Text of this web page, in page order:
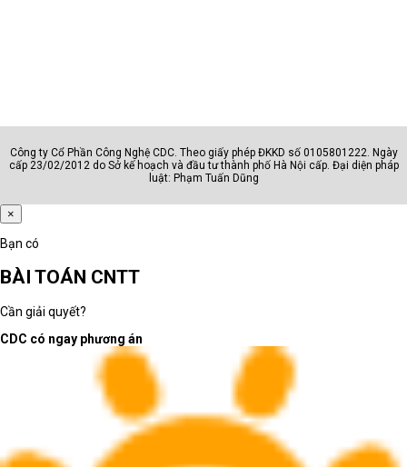
thuận lợi.
Giá cao hơn so với các bảng máy tính khác: So với các bảng máy
biệt là phiên bản cao cấp như iPad Pro.
Chế độ trong khi chuyển đổi tệp: Việc chuyển đổi và truy cập vào
các tệp không phải định dạng của Apple có thể gặp một số khó
khăn trên iPad.
Không hỗ trợ cổng kết nối đa dạng: Một số phiên bản iPad bị giới
hạn về cổng kết nối, không hỗ trợ cổng USB-A hoặc cổng HDMI
Công ty Cổ Phần Công Nghệ CDC. Theo giấy phép ĐKKD số 0105801222. Ngày
cấp 23/02/2012 do Sở kế hoạch và đầu tư thành phố Hà Nội cấp. Đại diện pháp
luật: Phạm Tuấn Dũng
×
Bạn có
BÀI TOÁN CNTT
Cần giải quyết?
CDC có ngay phương án